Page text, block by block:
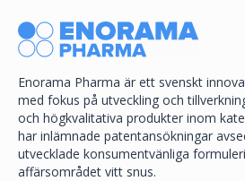
Enorama Pharma är ett svenskt
med fokus på utveckling och
och högkvalitativa produkter inom
har inlämnade patentansökningar
utvecklade konsumentvänliga
affärsområdet vitt snus.